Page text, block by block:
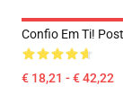
Confio Em Ti!
€ 18,21 - € 42,22